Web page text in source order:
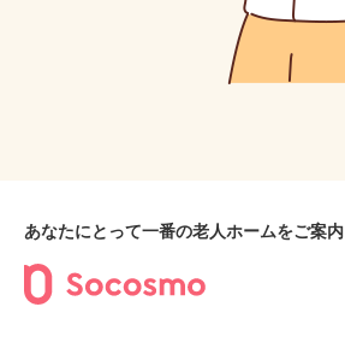
あなたにとって一番の老人ホームをご案内